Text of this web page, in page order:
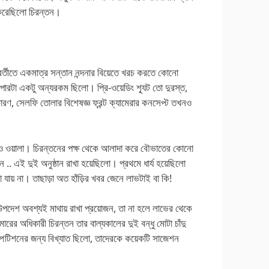
চিরন্তন।
একমাত্র সন্তান নন্দনার বিয়েতে খরচ করতে কোনো
একটু অন্যরকম ছিলো। প্রি-ওয়েডিং শ্যূট তো দুরস্ত,
সেলফি তোলার বিশেষজ্ঞ ফ্রন্ট ক্যামেরার কনসেপ্ট তখনও
ওয়ালা। চিরন্তনের পক্ষ থেকে আলাদা করে বৌভাতের কোনো
এই দুই অনুষ্ঠান রাখা হয়েছিলো। প্রথমে ধার্য হয়েছিলো
না। তাছাড়া অত হাঁড়ির খবর জেনে লাভটাই বা কি!
অবশ্যই মাথায় রাখা প্রয়োজন, তা না হলে লাভের থেকে
অধিকারী চিরন্তন তার বাল্যকালের দুই বন্ধু মোটা চাঁদু
জন্য বিখ্যাত ছিলো, তাদেরকে কয়েকটি সাজেশন